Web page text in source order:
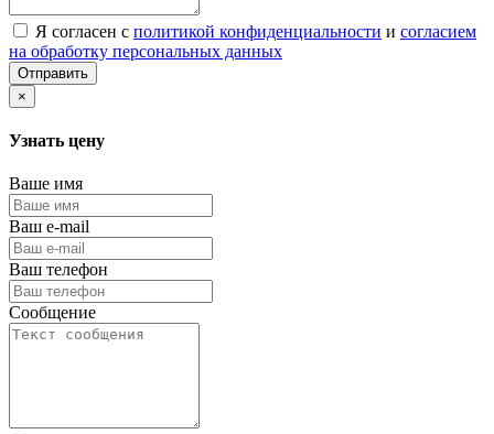
Я согласен с политикой конфиденциальности и согласием
на обработку персональных данных
Отправить
×
Узнать цену
Ваше имя
Ваш e-mail
Ваш телефон
Сообщение